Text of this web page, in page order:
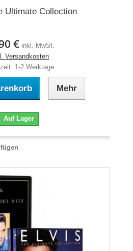
Ultimate Collection
€ inkl. MwSt.
Versandkosten
1-2 Werktage
Mehr
Auf Lager